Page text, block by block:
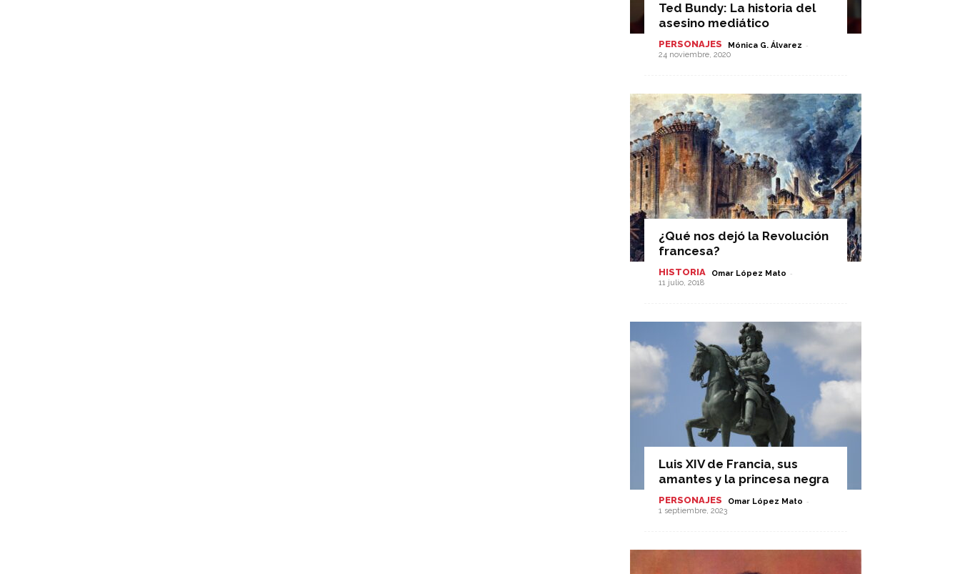
Ted Bundy: La historia del
asesino mediático
PERSONAJES Mónica G. Álvarez -
24 noviembre, 2020
¿Qué nos dejó la Revolución
francesa?
HISTORIA Omar López Mato -
11 julio, 2018
Luis XIV de Francia, sus
amantes y la princesa negra
PERSONAJES Omar López Mato -
1 septiembre, 2023